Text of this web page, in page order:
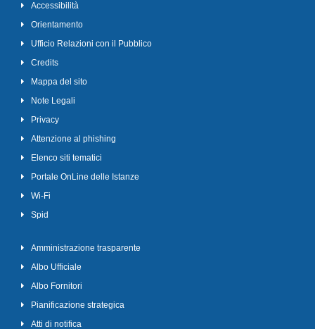
Accessibilità
Orientamento
Ufficio Relazioni con il Pubblico
Credits
Mappa del sito
Note Legali
Privacy
Attenzione al phishing
Elenco siti tematici
Portale OnLine delle Istanze
Wi-Fi
Spid
Amministrazione trasparente
Albo Ufficiale
Albo Fornitori
Pianificazione strategica
Atti di notifica